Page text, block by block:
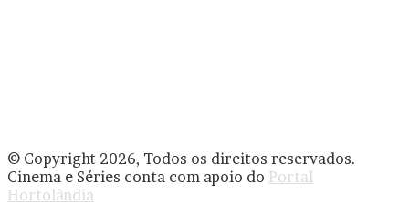
© Copyright 2026, Todos os direitos reservados.
Cinema e Séries conta com apoio do Portal
Hortolândia